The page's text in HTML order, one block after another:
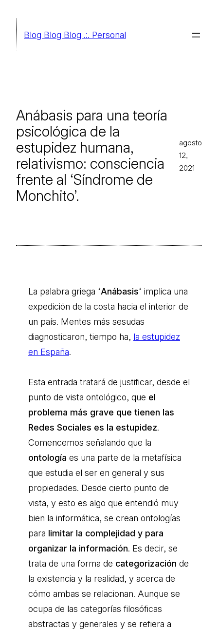
contenido
Blog Blog Blog .:. Personal
Anábasis para una teoría
psicológica de la
estupidez humana,
relativismo: consciencia
frente al ‘Síndrome de
Monchito’.
agosto
12,
2021
La palabra griega ‘Anábasis‘ implica una
expedición de la costa hacia el interior de
un país. Mentes más sesudas
diagnosticaron, tiempo ha, la estupidez
en España.
Esta entrada tratará de justificar, desde el
punto de vista ontológico, que el
problema más grave que tienen las
Redes Sociales es la estupidez.
Comencemos señalando que la
ontología es una parte de la metafísica
que estudia el ser en general y sus
propiedades. Desde cierto punto de
vista, y esto es algo que entendió muy
bien la informática, se crean ontologías
para limitar la complejidad y para
organizar la información. Es decir, se
trata de una forma de categorización de
la existencia y la realidad, y acerca de
cómo ambas se relacionan. Aunque se
ocupa de las categorías filosóficas
abstractas y generales y se refiera a